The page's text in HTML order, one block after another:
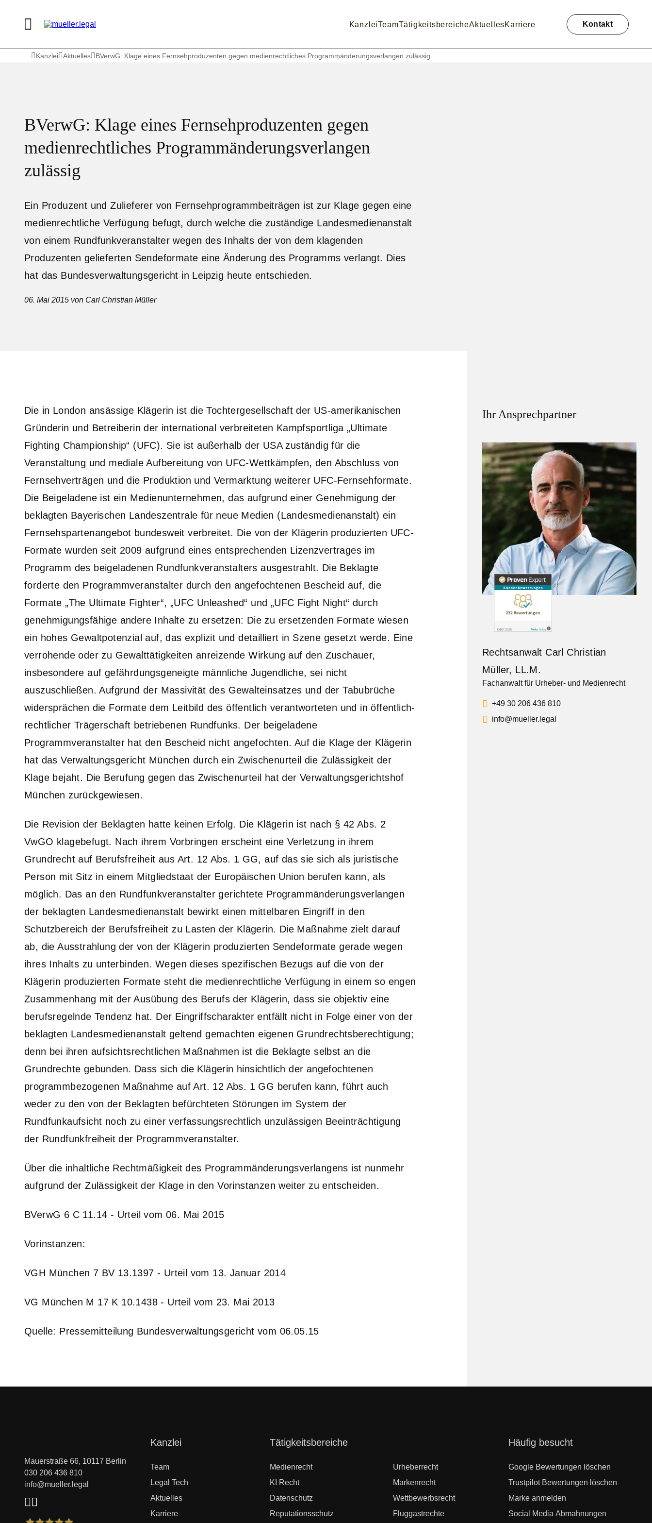
überspringen
KanzleiTeamTätigkeitsbereicheAktuellesKarriere Kontakt
Kanzlei Aktuelles BVerwG: Klage eines Fernsehproduzenten gegen medienrechtliches Programmänderungsverlangen zulässig
BVerwG: Klage eines Fernsehproduzenten gegen
medienrechtliches Programmänderungsverlangen
zulässig
Ein Produzent und Zulieferer von Fernsehprogrammbeiträgen ist zur Klage gegen eine
medienrechtliche Verfügung befugt, durch welche die zuständige Landesmedienanstalt
von einem Rundfunkveranstalter wegen des Inhalts der von dem klagenden
Produzenten gelieferten Sendeformate eine Änderung des Programms verlangt. Dies
hat das Bundesverwaltungsgericht in Leipzig heute entschieden.
06. Mai 2015 von Carl Christian Müller
Die in London ansässige Klägerin ist die Tochtergesellschaft der US-amerikanischen
Gründerin und Betreiberin der international verbreiteten Kampfsportliga „Ultimate
Fighting Championship“ (UFC). Sie ist außerhalb der USA zuständig für die
Veranstaltung und mediale Aufbereitung von UFC-Wettkämpfen, den Abschluss von
Fernsehverträgen und die Produktion und Vermarktung weiterer UFC-Fernsehformate.
Die Beigeladene ist ein Medienunternehmen, das aufgrund einer Genehmigung der
beklagten Bayerischen Landeszentrale für neue Medien (Landesmedienanstalt) ein
Fernsehspartenangebot bundesweit verbreitet. Die von der Klägerin produzierten UFC-
Formate wurden seit 2009 aufgrund eines entsprechenden Lizenzvertrages im
Programm des beigeladenen Rundfunkveranstalters ausgestrahlt. Die Beklagte
forderte den Programmveranstalter durch den angefochtenen Bescheid auf, die
Formate „The Ultimate Fighter“, „UFC Unleashed“ und „UFC Fight Night“ durch
genehmigungsfähige andere Inhalte zu ersetzen: Die zu ersetzenden Formate wiesen
ein hohes Gewaltpotenzial auf, das explizit und detailliert in Szene gesetzt werde. Eine
verrohende oder zu Gewalttätigkeiten anreizende Wirkung auf den Zuschauer,
insbesondere auf gefährdungsgeneigte männliche Jugendliche, sei nicht
auszuschließen. Aufgrund der Massivität des Gewalteinsatzes und der Tabubrüche
widersprächen die Formate dem Leitbild des öffentlich verantworteten und in öffentlich-
rechtlicher Trägerschaft betriebenen Rundfunks. Der beigeladene
Programmveranstalter hat den Bescheid nicht angefochten. Auf die Klage der Klägerin
hat das Verwaltungsgericht München durch ein Zwischenurteil die Zulässigkeit der
Klage bejaht. Die Berufung gegen das Zwischenurteil hat der Verwaltungsgerichtshof
München zurückgewiesen.
Die Revision der Beklagten hatte keinen Erfolg. Die Klägerin ist nach § 42 Abs. 2
VwGO klagebefugt. Nach ihrem Vorbringen erscheint eine Verletzung in ihrem
Grundrecht auf Berufsfreiheit aus Art. 12 Abs. 1 GG, auf das sie sich als juristische
Person mit Sitz in einem Mitgliedstaat der Europäischen Union berufen kann, als
möglich. Das an den Rundfunkveranstalter gerichtete Programmänderungsverlangen
der beklagten Landesmedienanstalt bewirkt einen mittelbaren Eingriff in den
Schutzbereich der Berufsfreiheit zu Lasten der Klägerin. Die Maßnahme zielt darauf
ab, die Ausstrahlung der von der Klägerin produzierten Sendeformate gerade wegen
ihres Inhalts zu unterbinden. Wegen dieses spezifischen Bezugs auf die von der
Klägerin produzierten Formate steht die medienrechtliche Verfügung in einem so engen
Zusammenhang mit der Ausübung des Berufs der Klägerin, dass sie objektiv eine
berufsregelnde Tendenz hat. Der Eingriffscharakter entfällt nicht in Folge einer von der
beklagten Landesmedienanstalt geltend gemachten eigenen Grundrechtsberechtigung;
denn bei ihren aufsichtsrechtlichen Maßnahmen ist die Beklagte selbst an die
Grundrechte gebunden. Dass sich die Klägerin hinsichtlich der angefochtenen
programmbezogenen Maßnahme auf Art. 12 Abs. 1 GG berufen kann, führt auch
weder zu den von der Beklagten befürchteten Störungen im System der
Rundfunkaufsicht noch zu einer verfassungsrechtlich unzulässigen Beeinträchtigung
der Rundfunkfreiheit der Programmveranstalter.
Über die inhaltliche Rechtmäßigkeit des Programmänderungsverlangens ist nunmehr
aufgrund der Zulässigkeit der Klage in den Vorinstanzen weiter zu entscheiden.
BVerwG 6 C 11.14 - Urteil vom 06. Mai 2015
Vorinstanzen:
VGH München 7 BV 13.1397 - Urteil vom 13. Januar 2014
VG München M 17 K 10.1438 - Urteil vom 23. Mai 2013
Quelle: Pressemitteilung Bundesverwaltungsgericht vom 06.05.15
Ihr Ansprechpartner
Rechtsanwalt Carl Christian
Müller, LL.M.
Fachanwalt für Urheber- und Medienrecht
+49 30 206 436 810
info@mueller.legal
Mauerstraße 66, 10117 Berlin
030 206 436 810
info@mueller.legal
Navigation
Kanzlei
Team
Legal Tech
Aktuelles
Karriere
Navigation
Tätigkeitsbereiche
Medienrecht
KI Recht
Datenschutz
Reputationsschutz
Urheberrecht
Markenrecht
Wettbewerbsrecht
Fluggastrechte
Navigation
Häufig besucht
Google Bewertungen löschen
Trustpilot Bewertungen löschen
Marke anmelden
Social Media Abmahnungen